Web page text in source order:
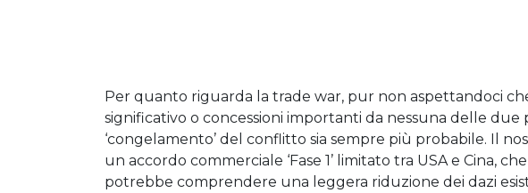
Per quanto riguarda la trade war, pur non aspettandoci
significativo o concessioni importanti da nessuna delle due
‘congelamento’ del conflitto sia sempre più probabile. Il
un accordo commerciale ‘Fase 1’ limitato tra USA e Cina,
potrebbe comprendere una leggera riduzione dei dazi